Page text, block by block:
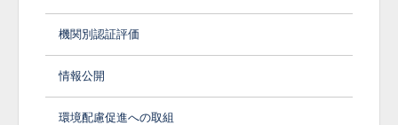
機関別認証評価
情報公開
環境配慮促進への取組